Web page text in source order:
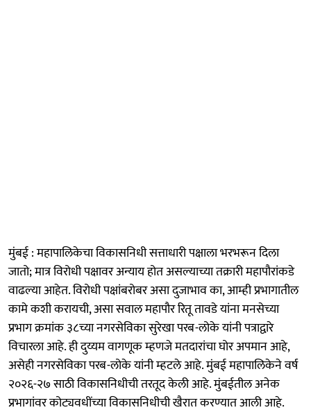
मुंबई : महापालिकेचा विकासनिधी सत्ताधारी पक्षाला भरभरून दिला
जातो; मात्र विरोधी पक्षावर अन्याय होत असल्याच्या तक्रारी महापौरांकडे
वाढल्या आहेत. विरोधी पक्षांबरोबर असा दुजाभाव का, आम्ही प्रभागातील
कामे कशी करायची, असा सवाल महापौर रितू तावडे यांना मनसेच्या
प्रभाग क्रमांक ३८च्या नगरसेविका सुरेखा परब-लोके यांनी पत्राद्वारे
विचारला आहे. ही दुय्यम वागणूक म्हणजे मतदारांचा घोर अपमान आहे,
असेही नगरसेविका परब-लोके यांनी म्हटले आहे. मुंबई महापालिकेने वर्ष
२०२६-२७ साठी विकासनिधीची तरतूद केली आहे. मुंबईतील अनेक
प्रभागांवर कोट्यवधींच्या विकासनिधीची खैरात करण्यात आली आहे.